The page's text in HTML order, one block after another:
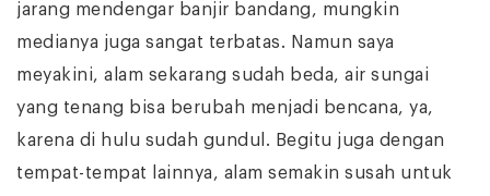
jarang mendengar banjir bandang, mungkin
medianya juga sangat terbatas. Namun saya
meyakini, alam sekarang sudah beda, air sungai
yang tenang bisa berubah menjadi bencana, ya,
karena di hulu sudah gundul. Begitu juga dengan
tempat-tempat lainnya, alam semakin susah untuk